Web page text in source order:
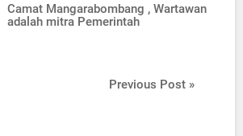
Camat Mangarabombang , Wartawan
adalah mitra Pemerintah
Previous Post »